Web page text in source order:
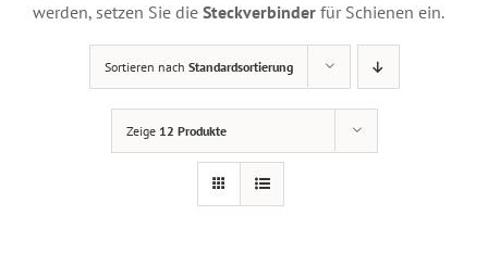
werden, setzen Sie die Steckverbinder für Schienen ein.
Sortieren nach Standardsortierung
Zeige 12 Produkte